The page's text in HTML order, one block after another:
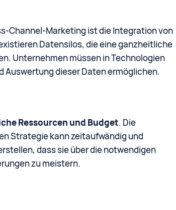
Channel-Marketing ist die Integration von
Datensilos, die eine ganzheitliche
Unternehmen müssen in Technologien
Auswertung dieser Daten ermöglichen.
Ressourcen und Budget. Die
Strategie kann zeitaufwändig und
dass sie über die notwendigen
zu meistern.